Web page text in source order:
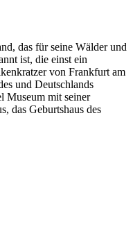
das für seine Wälder und
ist, die einst ein
von Frankfurt am
und Deutschlands
Museum mit seiner
das Geburtshaus des